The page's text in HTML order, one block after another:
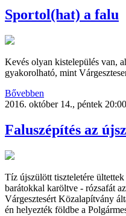
Sportol(hat) a falu
Kevés olyan kistelepülés van,
gyakorolható, mint
Bővebben
2016. október 14., péntek 20:00
Faluszépítés az
Tíz újszülött tiszteletére
barátokkal karöltve - rózsafát
Várgesztesért Közalapítvány
én helyezték földbe a